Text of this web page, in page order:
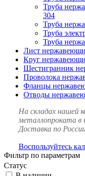
Труба
304
Труба
Труба
Труба
Лист
Круг
Шестигранник
Проволока
Фланцы
Отводы
На складах нашей
металлопроката в
Доставка по
Воспользуйтесь
Фильтр по параметрам
Статус